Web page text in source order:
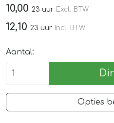
10,00 23 uur Excl. BTW
12,10 23 uur Incl. BTW
Aantal:
Opties